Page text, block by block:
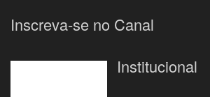
Inscreva-se no Canal
Institucional